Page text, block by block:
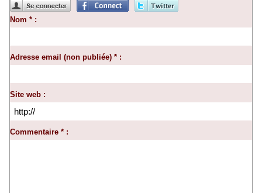
Nom * :
Adresse email (non publiée) * :
Site web :
Commentaire * :